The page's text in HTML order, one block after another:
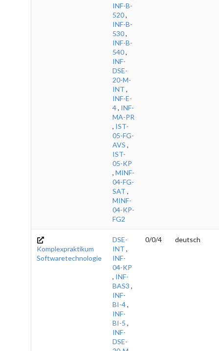
INF-B-
520,
INF-B-
530,
INF-B-
540,
INF-
DSE-
20-M-
INT ,
INF-E-
4, INF-
MA-PR
, IST-
05-FG-
AVS ,
IST-
05-KP
, MINF-
04-FG-
SAT ,
MINF-
04-KP-
FG2
Komplexpraktikum
Softwaretechnologie
DSE-
INT ,
INF-
04-KP
, INF-
BAS3 ,
INF-
BI-4,
INF-
BI-5 ,
INF-
DSE-
0/0/4 deutsch